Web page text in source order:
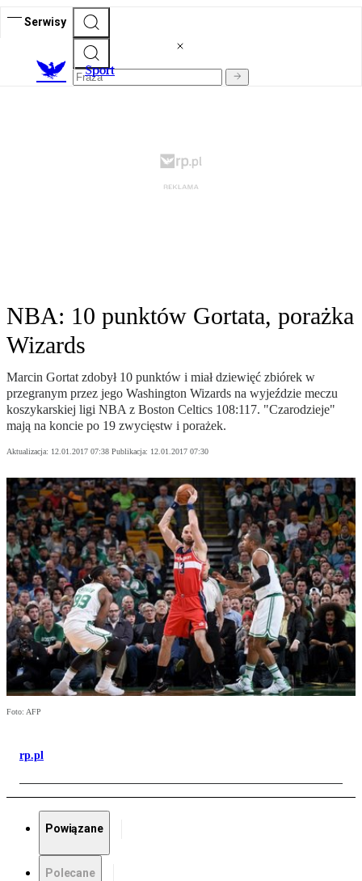
Serwisy
Sport
NBA: 10 punktów Gortata, porażka
Wizards
Marcin Gortat zdobył 10 punktów i miał dziewięć zbiórek w
przegranym przez jego Washington Wizards na wyjeździe meczu
koszykarskiej ligi NBA z Boston Celtics 108:117. "Czarodzieje"
mają na koncie po 19 zwycięstw i porażek.
Aktualizacja: 12.01.2017 07:38 Publikacja: 12.01.2017 07:30
Foto: AFP
rp.pl
Powiązane
Polecane